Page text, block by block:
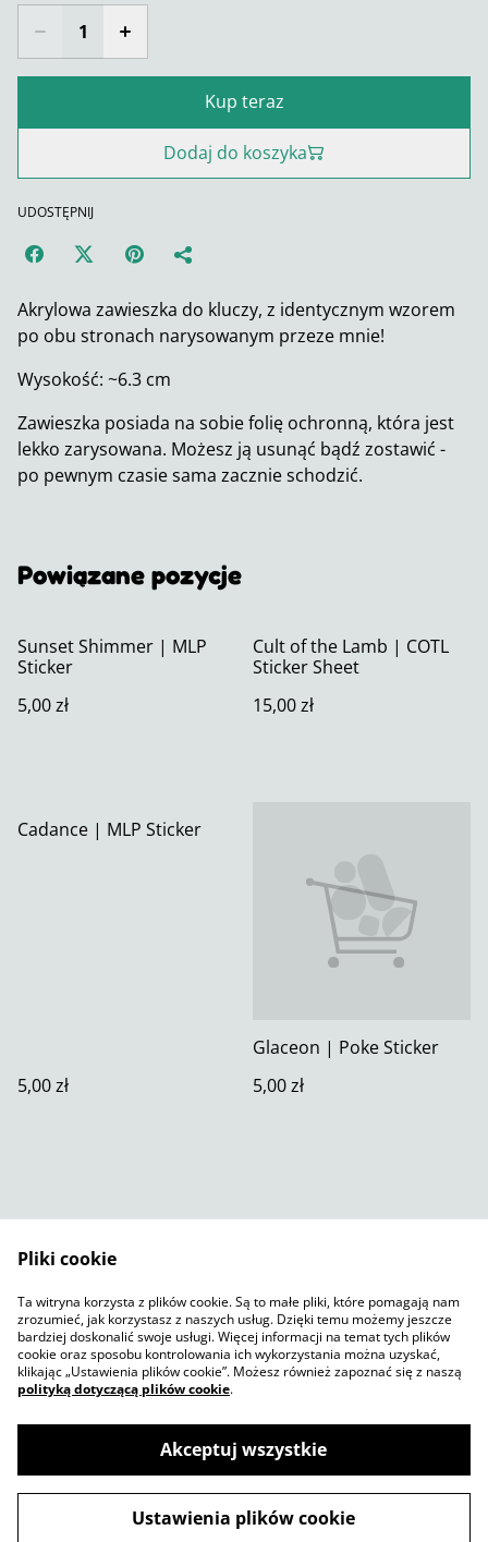
Kup teraz
Dodaj do koszyka
UDOSTĘPNIJ
Akrylowa zawieszka do kluczy, z identycznym wzorem
po obu stronach narysowanym przeze mnie!
Wysokość: ~6.3 cm
Zawieszka posiada na sobie folię ochronną, która jest
lekko zarysowana. Możesz ją usunąć bądź zostawić -
po pewnym czasie sama zacznie schodzić.
Powiązane pozycje
Sunset Shimmer | MLP
Sticker
5,00 zł
Cult of the Lamb | COTL
Sticker Sheet
15,00 zł
Cadance | MLP Sticker
5,00 zł
Glaceon | Poke Sticker
5,00 zł
Polityka prywatności
SumUp
Polityka plików cookie
©2026Jelly Sketch Shop
powered by
Pliki cookie
Ta witryna korzysta z plików cookie. Są to małe pliki, które pomagają nam
zrozumieć, jak korzystasz z naszych usług. Dzięki temu możemy jeszcze
bardziej doskonalić swoje usługi. Więcej informacji na temat tych plików
cookie oraz sposobu kontrolowania ich wykorzystania można uzyskać,
klikając „Ustawienia plików cookie”. Możesz również zapoznać się z naszą
polityką dotyczącą plików cookie.
Akceptuj wszystkie
Ustawienia plików cookie